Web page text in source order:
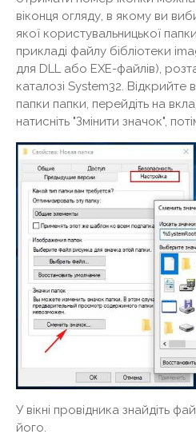
віконця огляду, в якому ви
якої користувальницької
прикладі файлу бібліотеки
для DLL або EXE-файлів),
каталозі System32. Відкрийте
папки папки, перейдіть на
натисніть "Змінити значок",
У вікні провідника знайдіть
його.